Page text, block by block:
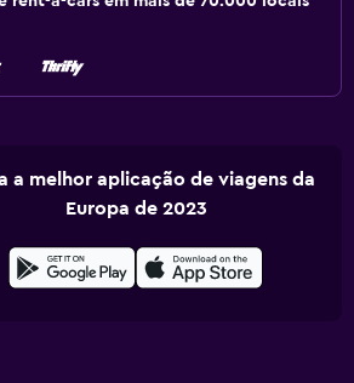
a melhor aplicação de viagens da
Europa de 2023